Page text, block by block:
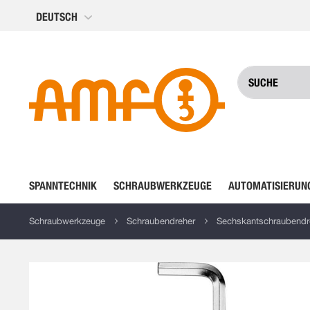
Direkt
DEUTSCH
SPANNTECHNIK SCHRAUBWERKZEUGE
Schraubwerkzeuge Schraubendreher